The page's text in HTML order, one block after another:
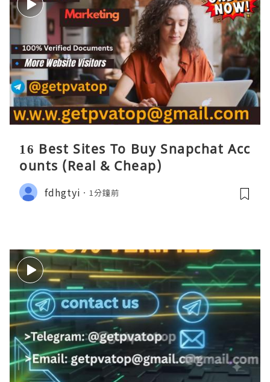
16 Best Sites To Buy Snapchat Acc
ounts (Real & Cheap)
fdhgtyi 1分鐘前